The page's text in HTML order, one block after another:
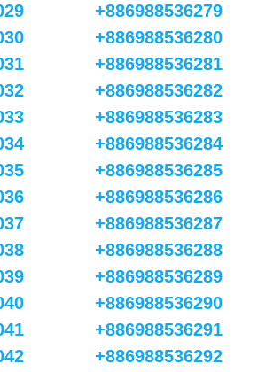
+886988536279
+886988536280
+886988536281
+886988536282
+886988536283
+886988536284
+886988536285
+886988536286
+886988536287
+886988536288
+886988536289
+886988536290
+886988536291
+886988536292